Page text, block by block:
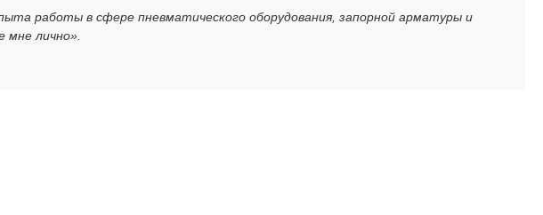
работы в сфере пневматического оборудования, запорной арматуры и
лично».